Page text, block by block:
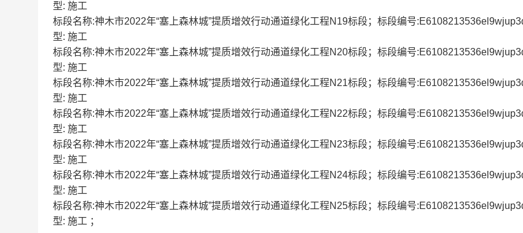
型: 施工
标段名称:神木市2022年“塞上森林城”提质增效行动通道绿化工程N19标段；标段编号
型: 施工
标段名称:神木市2022年“塞上森林城”提质增效行动通道绿化工程N20标段；标段编号
型: 施工
标段名称:神木市2022年“塞上森林城”提质增效行动通道绿化工程N21标段；标段编号
型: 施工
标段名称:神木市2022年“塞上森林城”提质增效行动通道绿化工程N22标段；标段编号
型: 施工
标段名称:神木市2022年“塞上森林城”提质增效行动通道绿化工程N23标段；标段编号
型: 施工
标段名称:神木市2022年“塞上森林城”提质增效行动通道绿化工程N24标段；标段编号
型: 施工
标段名称:神木市2022年“塞上森林城”提质增效行动通道绿化工程N25标段；标段编号
型: 施工 ；